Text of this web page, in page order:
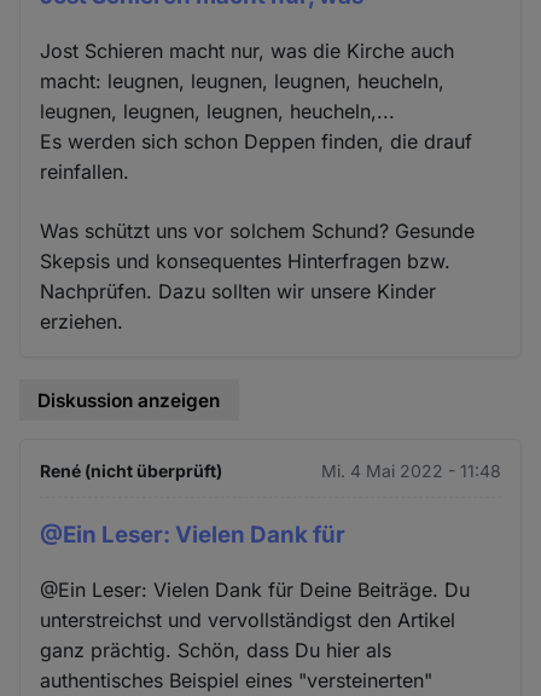
Jost Schieren macht nur, was die Kirche auch
macht: leugnen, leugnen, leugnen, heucheln,
leugnen, leugnen, leugnen, heucheln,...
Es werden sich schon Deppen finden, die drauf
reinfallen.
Was schützt uns vor solchem Schund? Gesunde
Skepsis und konsequentes Hinterfragen bzw.
Nachprüfen. Dazu sollten wir unsere Kinder
erziehen.
Diskussion anzeigen
René (nicht überprüft) Mi. 4 Mai 2022 - 11:48
@Ein Leser: Vielen Dank für
@Ein Leser: Vielen Dank für Deine Beiträge. Du
unterstreichst und vervollständigst den Artikel
ganz prächtig. Schön, dass Du hier als
authentisches Beispiel eines "versteinerten"